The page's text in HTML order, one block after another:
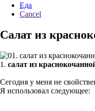
Еда
Cancel
Салат из
1. салат из
Сегодня у меня не
Я использовал следующее: